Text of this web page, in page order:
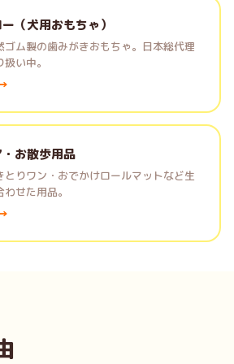
（犬用おもちゃ）
ゴム製の歯みがきおもちゃ。日本総代理
い中。
お散歩用品
とりワン・おでかけロールマットなど生
せた用品。